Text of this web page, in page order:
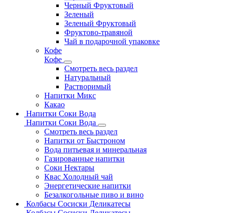
Черный Фруктовый
Зеленый
Зеленый Фруктовый
Фруктово-травяной
Чай в подарочной упаковке
Кофе
Кофе
Смотреть весь раздел
Натуральный
Растворимый
Напитки Микс
Какао
Напитки Соки Вода
Напитки Соки Вода
Смотреть весь раздел
Напитки от Быстроном
Вода питьевая и минеральная
Газированные напитки
Соки Нектары
Квас Холодный чай
Энергетические напитки
Безалкогольные пиво и вино
Колбасы Сосиски Деликатесы